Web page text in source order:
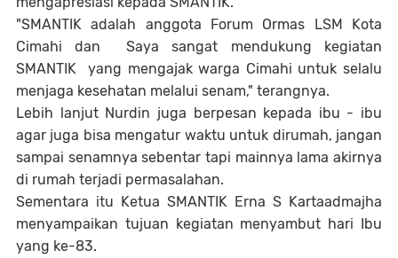
"SMANTIK adalah anggota Forum Ormas LSM Kota
Cimahi dan Saya sangat mendukung kegiatan
SMANTIK yang mengajak warga Cimahi untuk selalu
menjaga kesehatan melalui senam," terangnya.
Lebih lanjut Nurdin juga berpesan kepada ibu - ibu
agar juga bisa mengatur waktu untuk dirumah, jangan
sampai senamnya sebentar tapi mainnya lama akirnya
di rumah terjadi permasalahan.
Sementara itu Ketua SMANTIK Erna S Kartaadmajha
menyampaikan tujuan kegiatan menyambut hari Ibu
yang ke-83.